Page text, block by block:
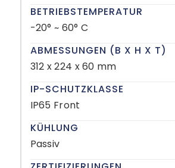
BETRIEBSTEMPERATUR
-20° ~ 60° C
ABMESSUNGEN (B X H X T)
312 x 224 x 60 mm
IP-SCHUTZKLASSE
IP65 Front
KÜHLUNG
Passiv